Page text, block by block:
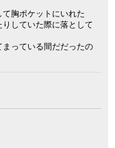
胸ポケットにいれた
していた際に落として
っている間だだったの